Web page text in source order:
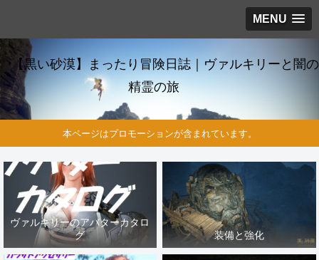
MENU
【黒い砂漠】まったり冒険日誌｜ヴァルキリーと闇の
精霊の旅
本ページはプロモーションが含まれています。
ヴァルキリーのアバターカタロ
グ
装備と強化